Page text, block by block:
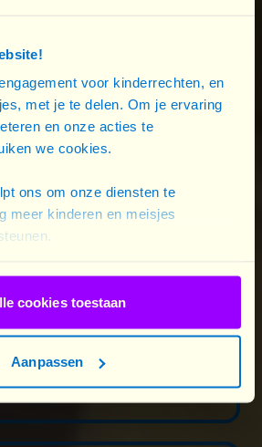
voor kinderrechten, en
met je te delen. Om je ervaring
en onze acties te
we cookies.
ons om onze diensten te
meer kinderen en meisjes
cookies toestaan
Aanpassen
sport: een kwestie van ...
internationale ...